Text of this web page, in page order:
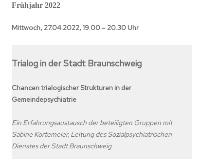
Frühjahr 2022
Mittwoch, 27.04.2022, 19.00 – 20.30 Uhr
Trialog in der Stadt Braunschweig
Chancen trialogischer Strukturen in der
Gemeindepsychiatrie
Ein Erfahrungsaustausch der beteiligten Gruppen mit
Sabine Kortemeier, Leitung des Sozialpsychiatrischen
Dienstes der Stadt Braunschweig